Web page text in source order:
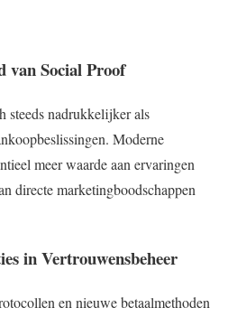
van Social Proof
steeds nadrukkelijker als
Moderne
meer waarde aan ervaringen
directe marketingboodschappen
in Vertrouwensbeheer
en nieuwe betaalmethoden